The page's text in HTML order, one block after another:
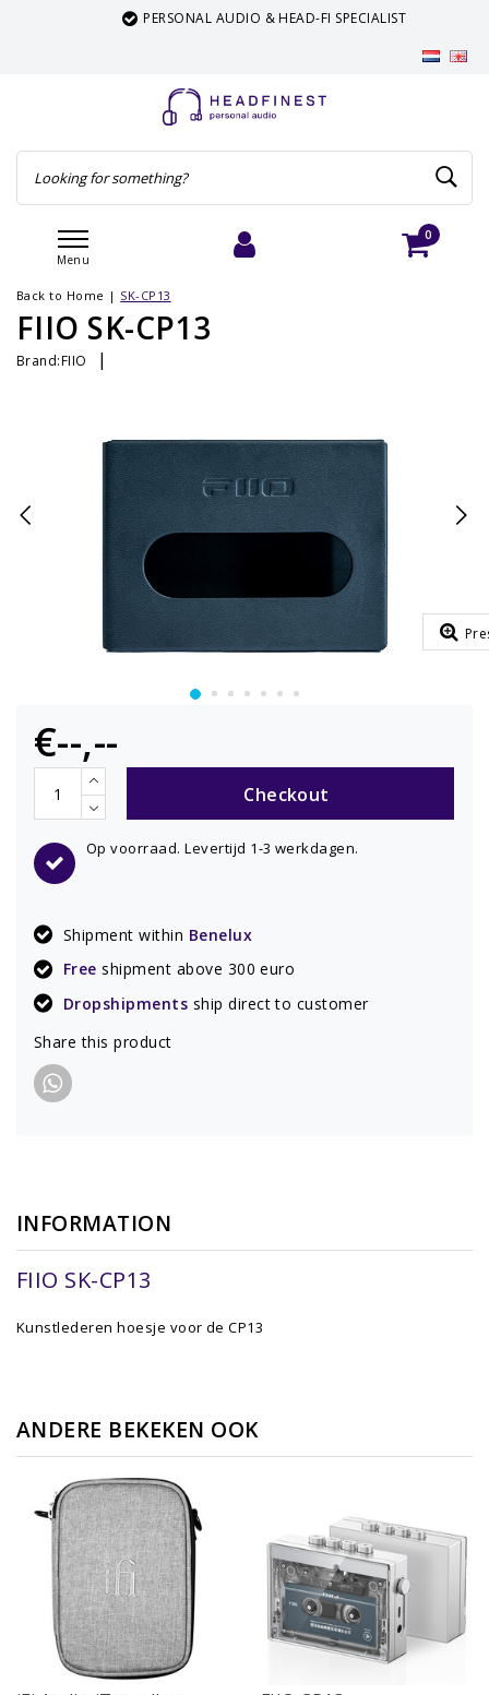
PERSONAL AUDIO & HEAD-FI SPECIALIST
Menu
0
Back to Home | SK-CP13
FIIO SK-CP13
Brand:FIIO |
€--,--
Checkout
Op voorraad. Levertijd 1-3 werkdagen.
Shipment within Benelux
Free shipment above 300 euro
Dropshipments ship direct to customer
Share this product
INFORMATION
FIIO SK-CP13
Kunstlederen hoesje voor de CP13
ANDERE BEKEKEN OOK